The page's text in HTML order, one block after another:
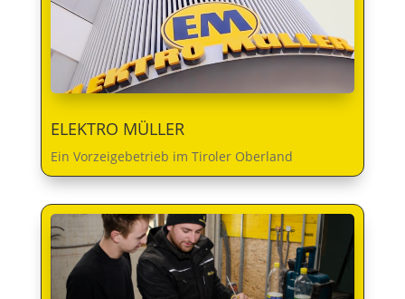
ELEKTRO MÜLLER
Ein Vorzeigebetrieb im Tiroler Oberland